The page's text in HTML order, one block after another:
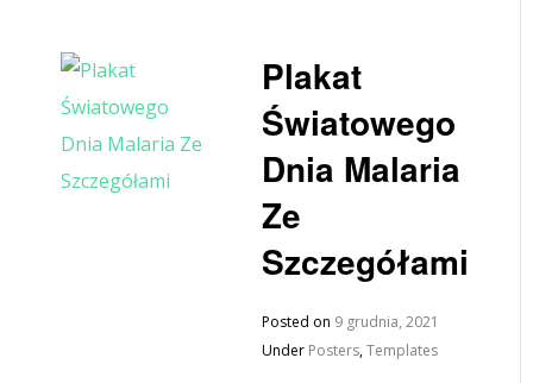
Plakat
Światowego
Dnia Malaria
Ze
Szczegółami
Posted on 9 grudnia, 2021
Under Posters,Templates